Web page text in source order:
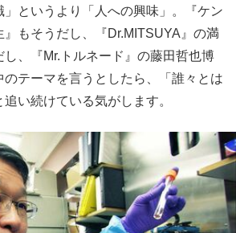
」というより「人への興味」。『ケン
もそうだし、『Dr.MITSUYA』の満
し、『Mr.トルネード』の藤田哲也博
テーマを言うとしたら、「誰々とは
追い続けている気がします。